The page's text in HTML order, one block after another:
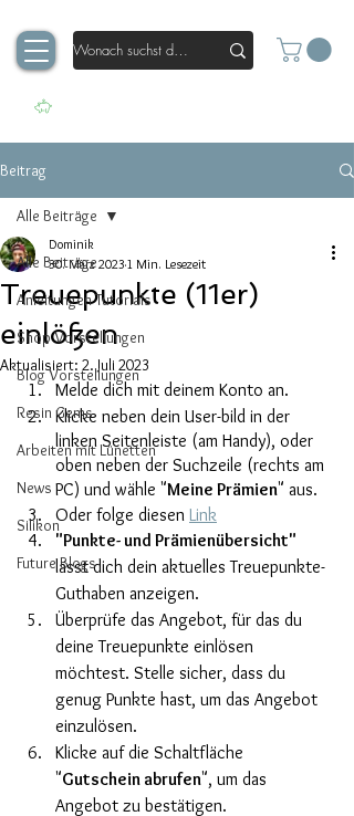
Beitrag
Alle Beiträge
Anleitungen Tutorials
Shop Vorstellungen
Blog Vorstellungen
Resin Gems
Arbeiten mit Lünetten
News
Silikon
Future Blogs
Alle Beiträge
Treuepunkte (11er)
einlößen
Dominik
30. März 2023 1 Min. Lesezeit
Aktualisiert: 2. Juli 2023
Melde dich mit deinem Konto an.
Klicke neben dein User-bild in der
linken Seitenleiste (am Handy), oder
oben neben der Suchzeile (rechts am
PC) und wähle "Meine Prämien" aus.
Oder folge diesen Link
"Punkte- und Prämienübersicht"
lässt dich dein aktuelles Treuepunkte-
Guthaben anzeigen.
Überprüfe das Angebot, für das du
deine Treuepunkte einlösen
möchtest. Stelle sicher, dass du
genug Punkte hast, um das Angebot
einzulösen.
Klicke auf die Schaltfläche
"Gutschein abrufen", um das
Angebot zu bestätigen.